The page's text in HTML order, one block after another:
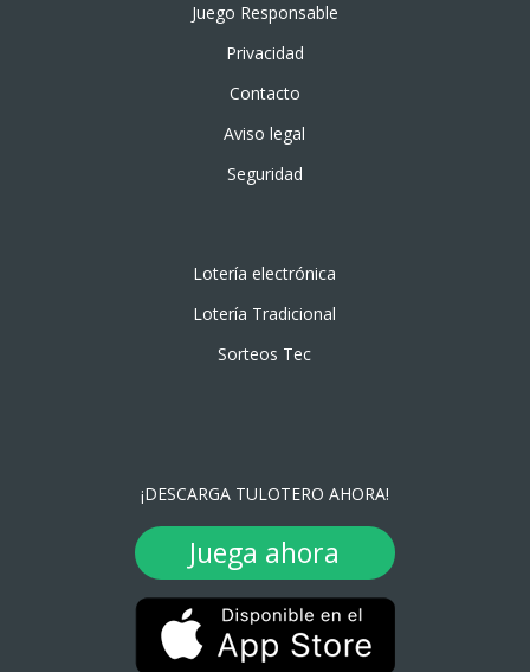
Juego Responsable
Privacidad
Contacto
Aviso legal
Seguridad
Lotería electrónica
Lotería Tradicional
Sorteos Tec
¡DESCARGA TULOTERO AHORA!
Juega ahora